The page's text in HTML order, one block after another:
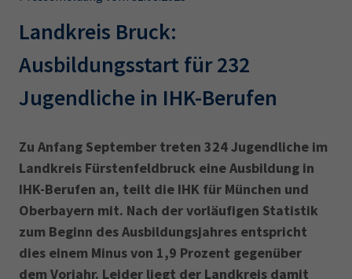
Leichte Sprache
IHK regional
Karriere
Presse
EN
IHK Akademie
AdA
34d
Prüfungstermine
Wirtschaftsfachwirt
34f
Sachkundeprüfung
Berichtsheft
34i
Betriebswirt Prüfbericht
Landkreis Bruck:
Ausbildungsstart für 232
Jugendliche in IHK-Berufen
Zu Anfang September treten 324 Jugendliche im
Landkreis Fürstenfeldbruck eine Ausbildung in
IHK-Berufen an, teilt die IHK für München und
Oberbayern mit. Nach der vorläufigen Statistik
zum Beginn des Ausbildungsjahres entspricht
dies einem Minus von 1,9 Prozent gegenüber
dem Vorjahr. Leider liegt der Landkreis damit